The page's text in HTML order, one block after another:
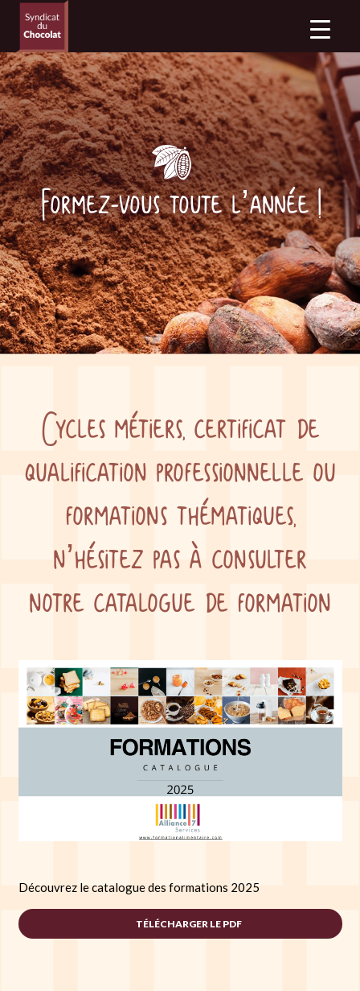
Formez-vous toute l’année !
Cycles métiers, certificat de
qualification professionnelle ou
formations thématiques,
n’hésitez pas à consulter
notre catalogue de formation
Découvrez le catalogue des formations 2025
TÉLÉCHARGER LE PDF